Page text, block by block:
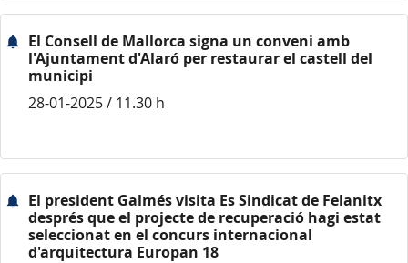
El Consell de Mallorca signa un conveni amb
l'Ajuntament d'Alaró per restaurar el castell del
municipi
28-01-2025 / 11.30 h
El president Galmés visita Es Sindicat de Felanitx
després que el projecte de recuperació hagi estat
seleccionat en el concurs internacional
d'arquitectura Europan 18